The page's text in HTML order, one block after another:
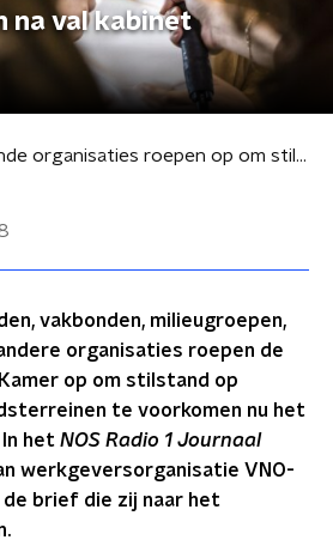
na val kabinet
Verschillende organisaties roepen op om stilstand te voorkomen na val kabinet
vakbonden, milieugroepen,
organisaties roepen de
op om stilstand op
te voorkomen nu het
het NOS Radio 1 Journaal
werkgeversorganisatie VNO-
brief die zij naar het